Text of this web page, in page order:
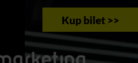
Kup bilet >>